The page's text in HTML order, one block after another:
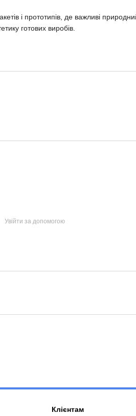
і прототипів, де важливі
готових виробів.
Увійти за допомогою
Клієнтам